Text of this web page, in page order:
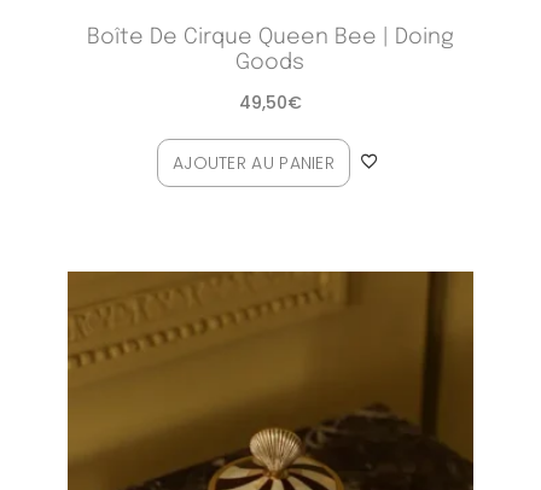
Boîte De Cirque Queen Bee | Doing
Goods
49,50€
AJOUTER AU PANIER